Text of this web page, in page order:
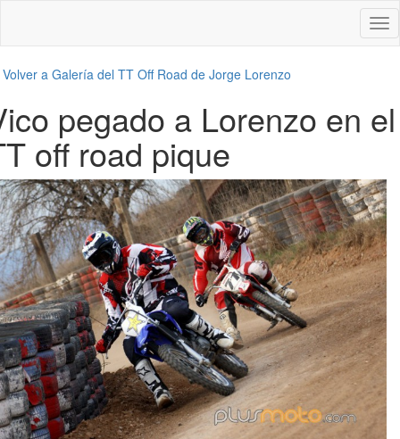
Volver a Galería del TT Off Road de Jorge Lorenzo
pegado a Lorenzo en el
off road pique